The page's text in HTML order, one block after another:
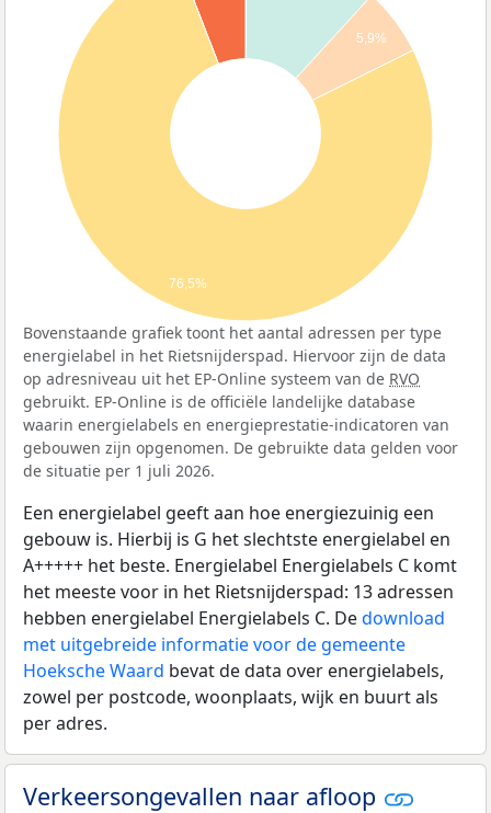
5,9%
76,5%
Bovenstaande grafiek toont het aantal adressen per type
energielabel in het Rietsnijderspad. Hiervoor zijn de data
op adresniveau uit het EP-Online systeem van de RVO
gebruikt. EP-Online is de officiële landelijke database
waarin energielabels en energieprestatie-indicatoren van
gebouwen zijn opgenomen. De gebruikte data gelden voor
de situatie per 1 juli 2026.
Een energielabel geeft aan hoe energiezuinig een
gebouw is. Hierbij is G het slechtste energielabel en
A+++++ het beste. Energielabel Energielabels C komt
het meeste voor in het Rietsnijderspad: 13 adressen
hebben energielabel Energielabels C. Dedownload
met uitgebreide informatie voor de gemeente
Hoeksche Waard bevat de data over energielabels,
zowel per postcode, woonplaats, wijk en buurt als
per adres.
Verkeersongevallen naar afloop